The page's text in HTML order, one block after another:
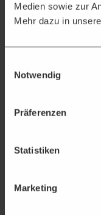
Medien sowie zur
Mehr dazu in
Notwendig
Präferenzen
Statistiken
Marketing